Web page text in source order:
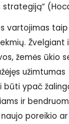
vartojimas
Žvelgiant
žemės ūkio
užimtumas
būti ypač
ir
poreikio